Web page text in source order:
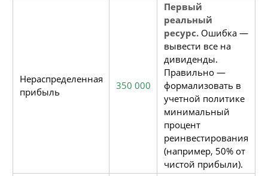
Нераспределенная
прибыль
350 000
Первый
реальный
ресурс.Ошибка —
вывести все на
дивиденды.
Правильно —
формализовать в
учетной политике
минимальный
процент
реинвестирования
(например, 50% от
чистой прибыли).